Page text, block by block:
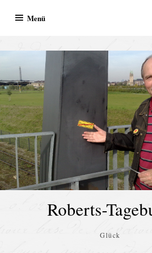
Menü
Roberts-
Glück